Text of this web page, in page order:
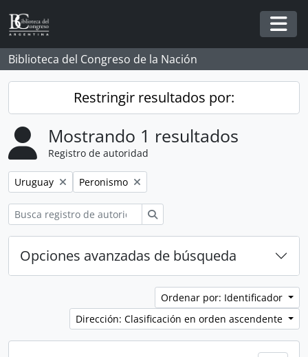
Skip to main content
Biblioteca del Congreso de la Nación
Restringir resultados por:
Mostrando 1 resultados
Registro de autoridad
Remove filter:
Uruguay Remove filter:
Peronismo
Opciones avanzadas de búsqueda
Ordenar por: Identificador
Dirección: Clasificación en orden ascendente